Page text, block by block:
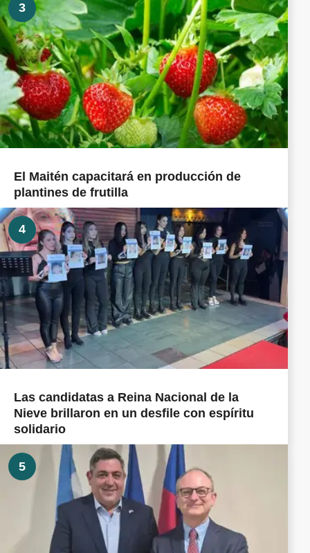
3
El Maitén capacitará en producción de
plantines de frutilla
4
Las candidatas a Reina Nacional de la
Nieve brillaron en un desfile con espíritu
solidario
5